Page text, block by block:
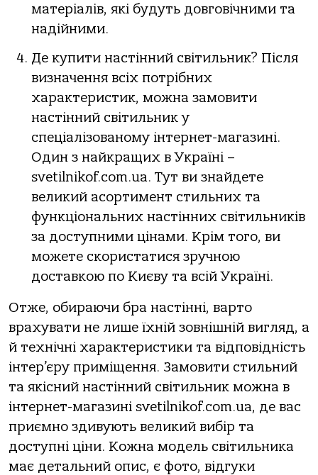
матеріалів, які будуть довговічними та
надійними.
Де купити настінний світильник? Після
визначення всіх потрібних
характеристик, можна замовити
настінний світильник у
спеціалізованому інтернет-магазині.
Один з найкращих в Україні –
svetilnikof.com.ua. Тут ви знайдете
великий асортимент стильних та
функціональних настінних світильників
за доступними цінами. Крім того, ви
можете скористатися зручною
доставкою по Києву та всій Україні.
Отже, обираючи бра настінні, варто
врахувати не лише їхній зовнішній вигляд, а
й технічні характеристики та відповідність
інтер’єру приміщення. Замовити стильний
та якісний настінний світильник можна в
інтернет-магазині svetilnikof.com.ua, де вас
приємно здивують великий вибір та
доступні ціни. Кожна модель світильника
має детальний опис, є фото, відгуки